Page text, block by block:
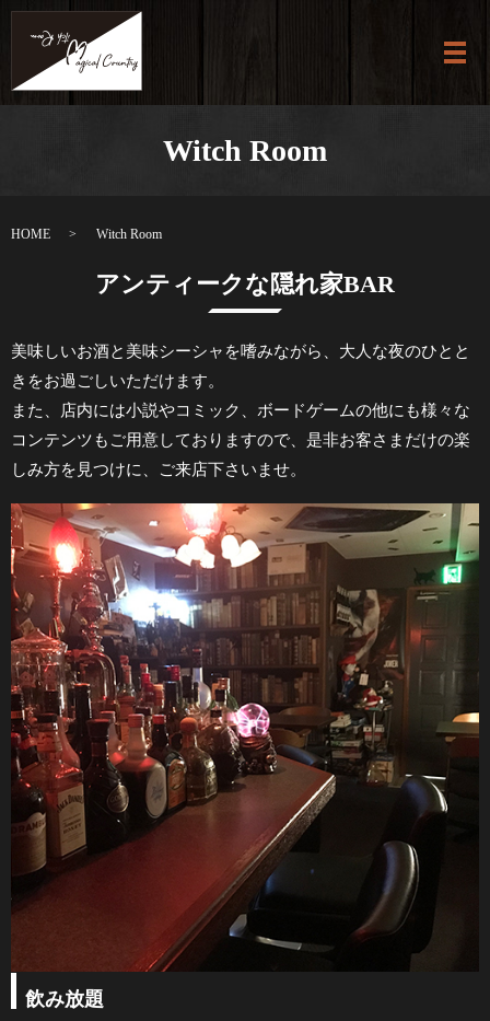
メ
Witch Room
HOME Witch Room
アンティークな隠れ家BAR
美味しいお酒と美味シーシャを嗜みながら、大人な夜のひとと
きをお過ごしいただけます。
また、店内には小説やコミック、ボードゲームの他にも様々な
コンテンツもご用意しておりますので、 是非お客さまだけの楽
しみ方を見つけに、ご来店下さいませ。
飲み放題